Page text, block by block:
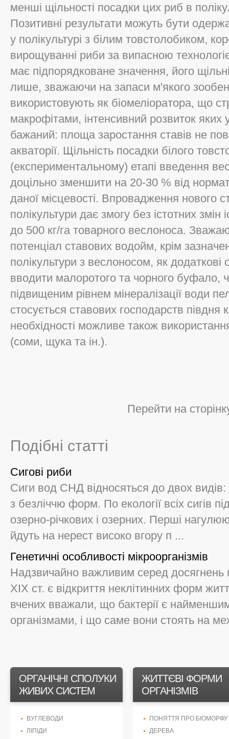
менші щільності посадки цих риб в
Позитивні результати можуть бути
у полікультурі з білим товстолобиком,
вирощуванні риби за випасною
має підпорядковане значення, його
лише, зважаючи на запаси м'якого
використовують як біомеліоратора, що
макрофітами, інтенсивний розвиток
бажаний: площа заростання ставів не
акваторії. Щільність посадки білого
(експериментальному) етапі введення
доцільно зменшити на 20-30 % від
даної місцевості. Впровадження нового
полікультури дає змогу без істотних змін
до 500 кг/га товарного веслоноса.
потенціал ставових водойм, крім
полікультури з веслоносом, як
вводити малоротого та чорного буфало,
підвищеним рівнем мінералізації води
стосується ставових господарств
необхідності можливе також
(соми, щука та ін.).
Перейти на
Подібні статті
Сигові риби
Сиги вод СНД відносяться до двох
з безліччю форм. По екології всіх сигів
озерно-річкових і озерних. Перші
йдуть на нерест високо вгору п ...
Генетичні особливості мікроорганізмів
Надзвичайно важливим серед досягнень
XIX ст. є відкриття неклітинних форм
вчених вважали, що бактерії є
організмами, і що саме вони стоять на
ОРГАНІЧНІ СПОЛУКИ
ЖИВИХ СИСТЕМ
ВУГЛЕВОДИ
ЛІПІДИ
ЖИТТЄВІ ФОРМИ
ОРГАНІЗМІВ
ПОНЯТТЯ ПРО БІОМОРФУ
ДЕРЕВА